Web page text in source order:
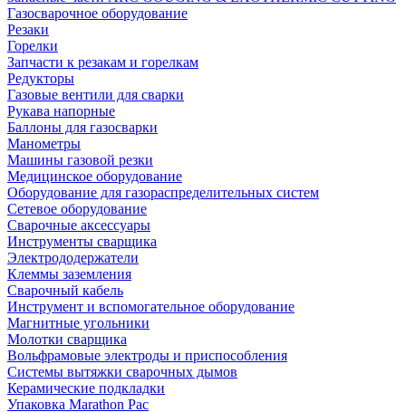
Газосварочное оборудование
Резаки
Горелки
Запчасти к резакам и горелкам
Редукторы
Газовые вентили для сварки
Рукава напорные
Баллоны для газосварки
Манометры
Машины газовой резки
Медицинское оборудование
Оборудование для газораспределительных систем
Сетевое оборудование
Сварочные аксессуары
Инструменты сварщика
Электрододержатели
Клеммы заземления
Сварочный кабель
Инструмент и вспомогательное оборудование
Магнитные угольники
Молотки сварщика
Вольфрамовые электроды и приспособления
Системы вытяжки сварочных дымов
Керамические подкладки
Упаковка Marathon Pac